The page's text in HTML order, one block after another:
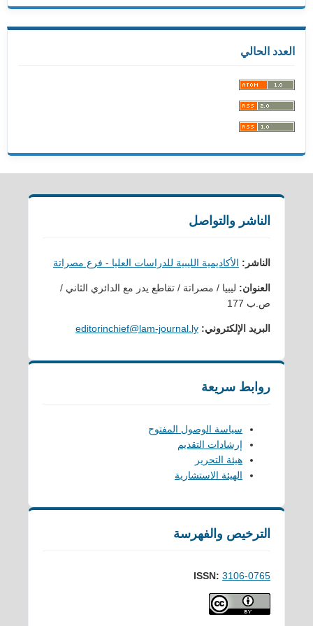
العدد الحالي
الناشر والتواصل
الناشر: الأكاديمية الليبية للدراسات العليا - فرع مصراتة
العنوان: ليبيا / مصراتة / تقاطع يدر مع الدائري الثاني /
ص.ب 177
البريد الإلكتروني: editorinchief@lam-journal.ly
روابط سريعة
سياسة الوصول المفتوح
إرشادات التقديم
هيئة التحرير
الهيئة الاستشارية
الترخيص والفهرسة
ISSN: 3106-0765